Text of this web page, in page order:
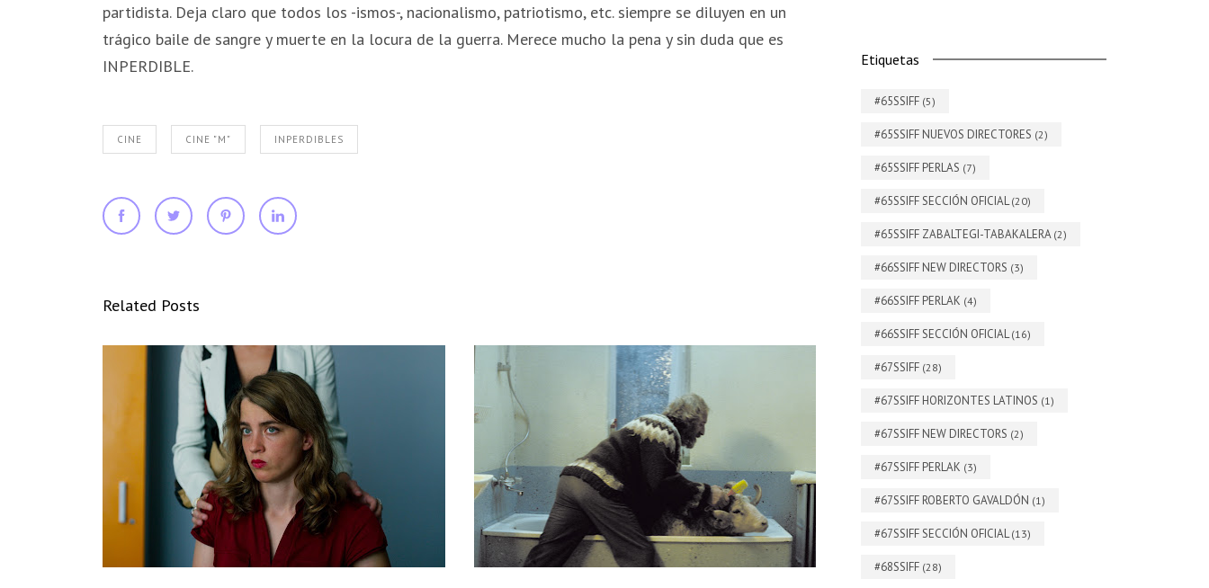
partidista. Deja claro que todos los -ismos-, nacionalismo, patriotismo, etc. siempre se diluyen en un
trágico baile de sangre y muerte en la locura de la guerra. Merece mucho la pena y sin duda que es
INPERDIBLE.
CINE CINE "M" INPERDIBLES
Related Posts
Etiquetas
#65SSIFF (5)
#65SSIFF NUEVOS DIRECTORES (2)
#65SSIFF PERLAS (7)
#65SSIFF SECCIÓN OFICIAL(20)
#65SSIFF ZABALTEGI-TABAKALERA (2)
#66SSIFF NEW DIRECTORS (3)
#66SSIFF PERLAK (4)
#66SSIFF SECCIÓN OFICIAL(16)
#67SSIFF (28)
#67SSIFF HORIZONTES LATINOS (1)
#67SSIFF NEW DIRECTORS (2)
#67SSIFF PERLAK (3)
#67SSIFF ROBERTO GAVALDÓN (1)
#67SSIFF SECCIÓN OFICIAL(13)
#68SSIFF (28)